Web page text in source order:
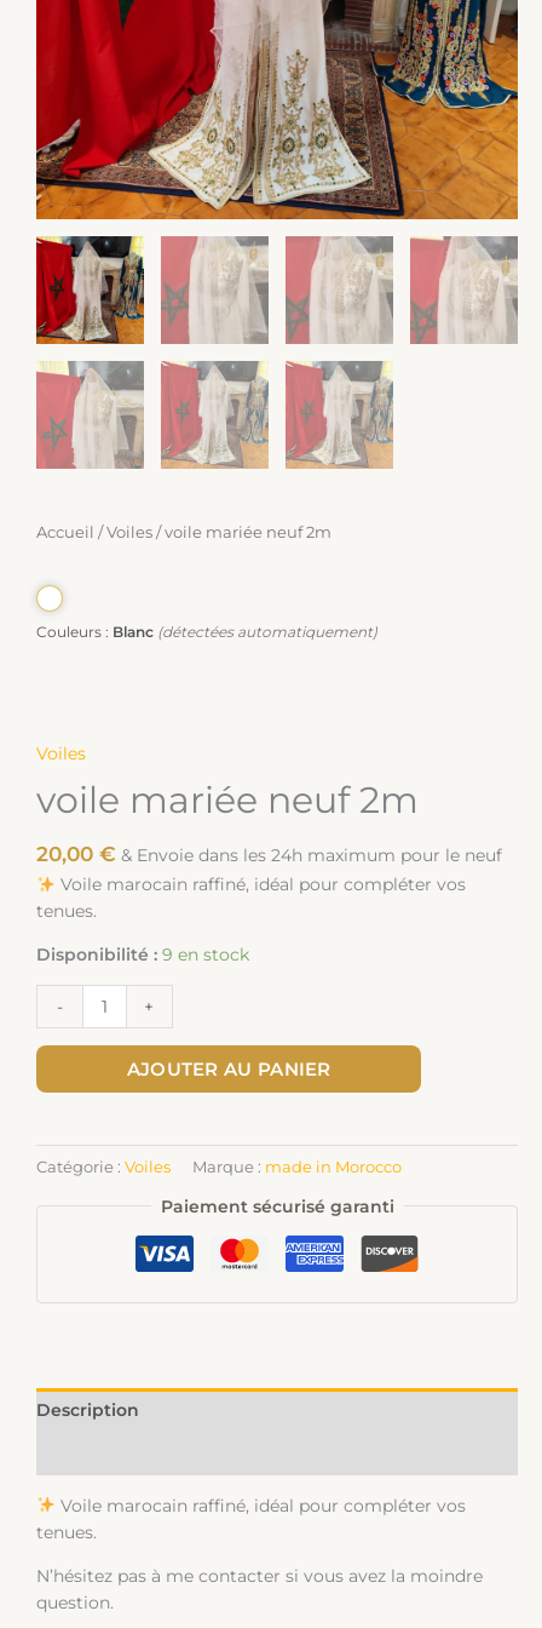
Accueil /Voiles / voile mariée neuf 2m
Couleurs : Blanc (détectées automatiquement)
Voiles
voile mariée neuf 2m
20,00 € & Envoie dans les 24h maximum pour le neuf
Voile marocain raffiné, idéal pour compléter vos
tenues.
Disponibilité : 9 en stock
- +
AJOUTER AU PANIER
Catégorie : Voiles Marque : made in Morocco
Paiement sécurisé garanti
Description
Voile marocain raffiné, idéal pour compléter vos
tenues.
N’hésitez pas à me contacter si vous avez la moindre
question.